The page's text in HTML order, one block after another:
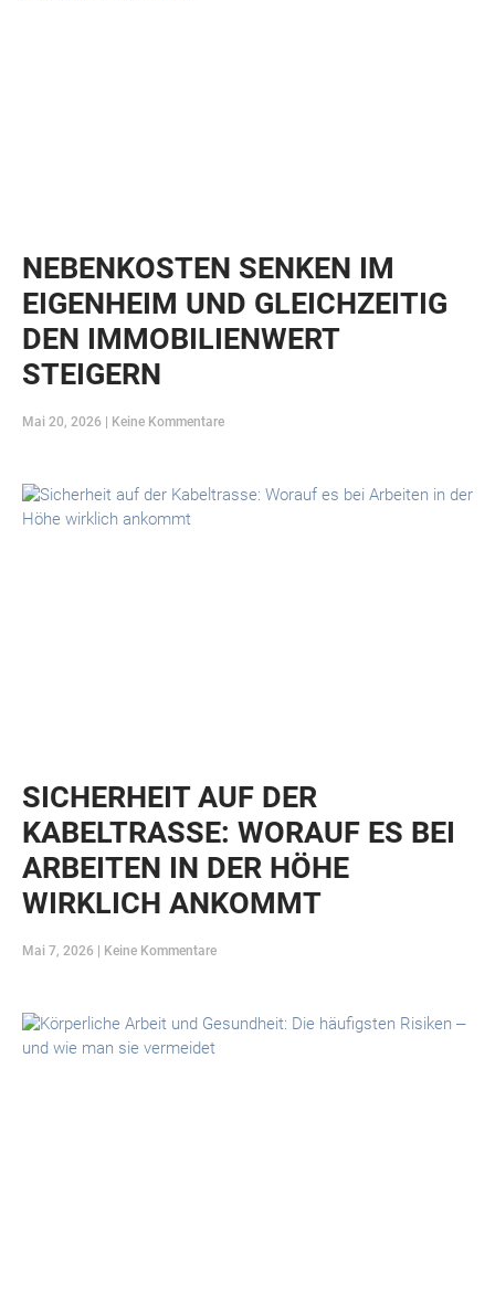
NEBENKOSTEN SENKEN IM
EIGENHEIM UND GLEICHZEITIG
DEN IMMOBILIENWERT
STEIGERN
Mai 20, 2026 Keine Kommentare
SICHERHEIT AUF DER
KABELTRASSE: WORAUF ES BEI
ARBEITEN IN DER HÖHE
WIRKLICH ANKOMMT
Mai 7, 2026 Keine Kommentare